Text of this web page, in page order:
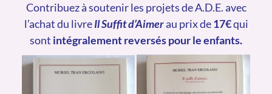
Contribuez à soutenir les projets de A.D.E. avec
l’achat du livreIl Suffit d’Aimerau prix de17€qui
sont intégralement reversés pour le enfants.